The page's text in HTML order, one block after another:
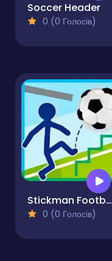
Soccer Header
0 (0 Голосів)
Stickman Football
0 (0 Голосів)